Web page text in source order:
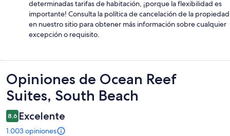
determinadas tarifas de habitación, ¡porque la flexibilidad es
importante! Consulta la política de cancelación de la propiedad
en nuestro sitio para obtener más información sobre cualquier
excepción o requisito.
Opiniones
Opiniones de Ocean Reef
Suites, South Beach
8,6 Excelente
1.003 opiniones